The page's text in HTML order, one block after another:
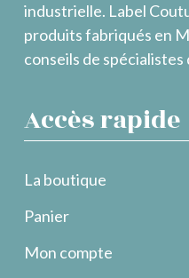
industrielle. Label
produits fabriqués en
conseils de spécialistes
Accès rapide
La boutique
Panier
Mon compte